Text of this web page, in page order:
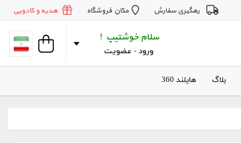
رهگیری سفارش مکان فروشگاه هدیه و کادویی
سلام خوشتیپ !
ورود - عضویت
بلاگ هایلند 360